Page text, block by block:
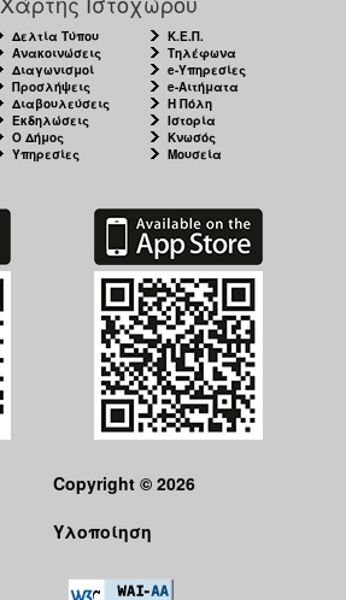
Δελτία Τύπου
Ανακοινώσεις
Διαγωνισμοί
Προσλήψεις
Διαβουλεύσεις
Εκδηλώσεις
Ο Δήμος
Υπηρεσίες
Κ.Ε.Π.
Τηλέφωνα
e-Υπηρεσίες
e-Αιτήματα
Η Πόλη
Ιστορία
Κνωσός
Μουσεία
Copyright © 2026
Υλοποίηση